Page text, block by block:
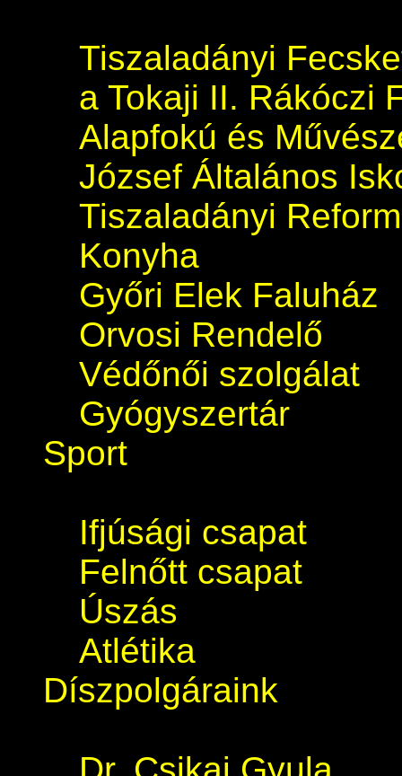
Tiszaladányi
a Tokaji II. Rákóczi
Alapfokú és
József Általános
Tiszaladányi
Konyha
Győri Elek Faluház
Orvosi Rendelő
Védőnői szolgálat
Gyógyszertár
Sport
Ifjúsági csapat
Felnőtt csapat
Úszás
Atlétika
Díszpolgáraink